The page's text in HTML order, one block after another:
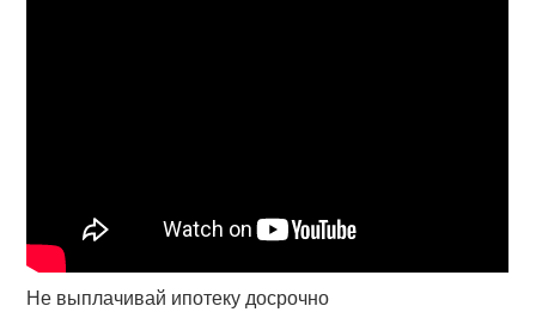
Не выплачивай ипотеку досрочно